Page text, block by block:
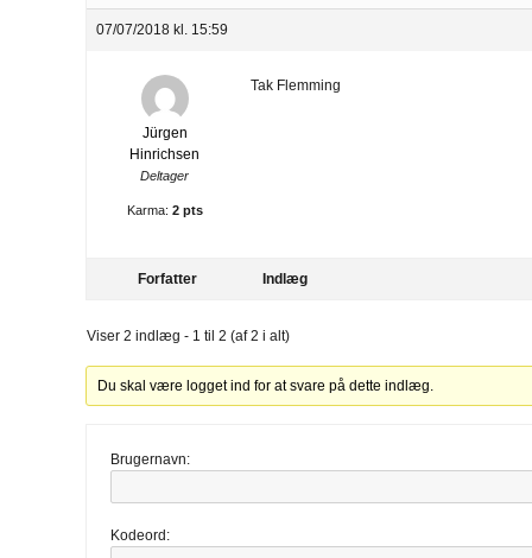
07/07/2018 kl. 15:59
Jürgen
Hinrichsen
Deltager
Karma: 2 pts
Tak Flemming
Forfatter Indlæg
Viser 2 indlæg - 1 til 2 (af 2 i alt)
Du skal være logget ind for at svare på dette indlæg.
Brugernavn:
Kodeord: